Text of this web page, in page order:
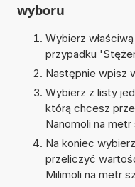
wyboru
Wybierz
przypadku '
Następnie wpisz
Wybierz z listy
którą chcesz
Nanomoli na
Na koniec
przeliczyć
Milimoli na metr